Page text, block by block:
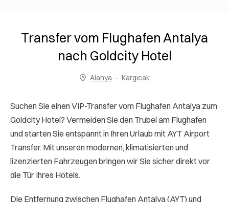
Transfer vom Flughafen Antalya
nach Goldcity Hotel
Alanya Kargıcak
Suchen Sie einen VIP-Transfer vom Flughafen Antalya zum
Goldcity Hotel? Vermeiden Sie den Trubel am Flughafen
und starten Sie entspannt in Ihren Urlaub mit AYT Airport
Transfer. Mit unseren modernen, klimatisierten und
lizenzierten Fahrzeugen bringen wir Sie sicher direkt vor
die Tür Ihres Hotels.
Die Entfernung zwischen Flughafen Antalya (AYT) und